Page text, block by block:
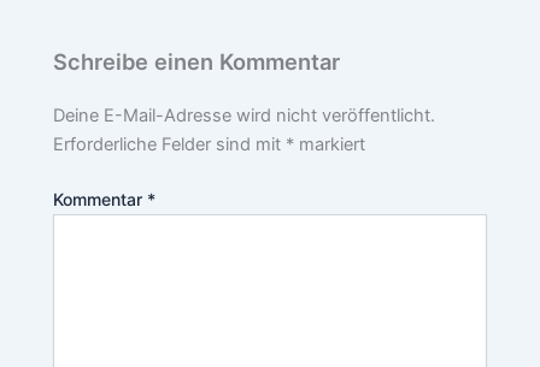
Schreibe einen Kommentar
Deine E-Mail-Adresse wird nicht veröffentlicht.
Erforderliche Felder sind mit * markiert
Kommentar *